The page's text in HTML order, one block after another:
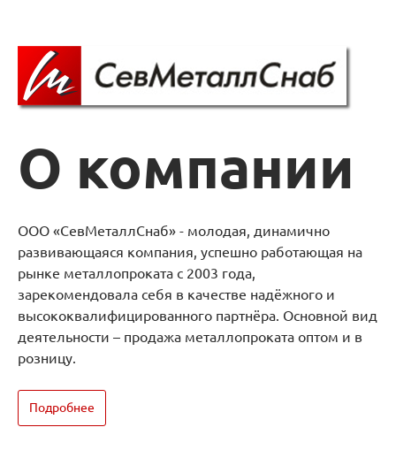
О компании
ООО «СевМеталлСнаб» - молодая, динамично
развивающаяся компания, успешно работающая на
рынке металлопроката с 2003 года,
зарекомендовала себя в качестве надёжного и
высококвалифицированного партнёра. Основной вид
деятельности – продажа металлопроката оптом и в
розницу.
Подробнее